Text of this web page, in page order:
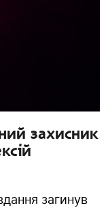
захисник
загинув